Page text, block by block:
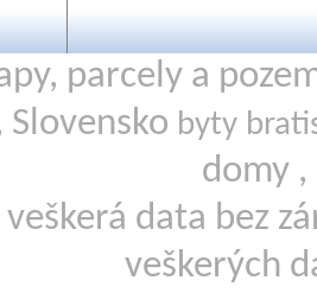
parcely a
Slovensko byty
domy ,
veškerá data bez
veškerých